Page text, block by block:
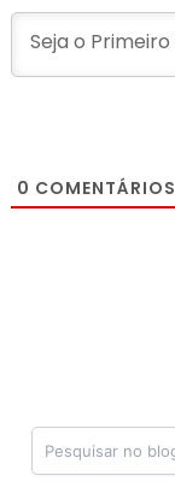
0 COMENTÁRIOS